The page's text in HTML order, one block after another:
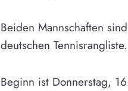
Beiden Mannschaften
deutschen
Beginn ist Donnerstag,